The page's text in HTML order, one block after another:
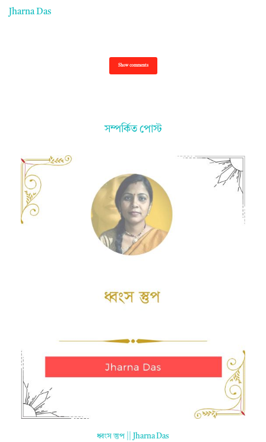
Jharna Das
Show comments
সম্পর্কিত পোস্ট
ধ্বংস স্তুপ || Jharna Das